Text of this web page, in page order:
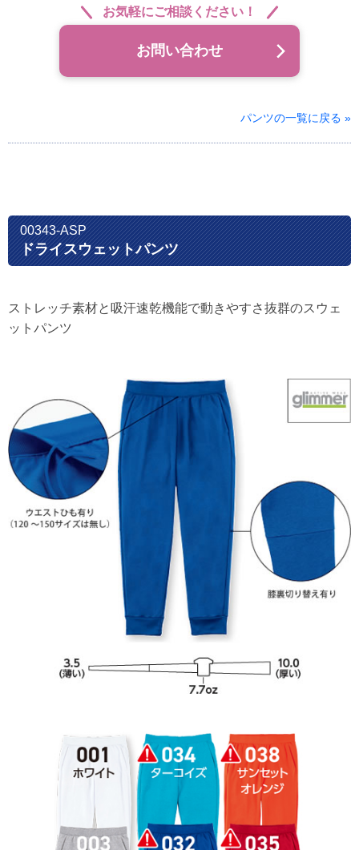
お気軽にご相談ください！
お問い合わせ
パンツの一覧に戻る »
00343-ASP
ドライスウェットパンツ
ストレッチ素材と吸汗速乾機能で動きやすさ抜群のスウェ
ットパンツ